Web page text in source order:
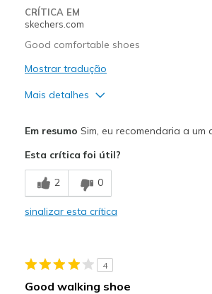
CRÍTICA EM
skechers.com
Good comfortable shoes
Mostrar tradução
Mais detalhes
Melhores utilizações
Travel
View On Shoes
Shoes are for
Em resumo Sim, eu recomendaria a um
Esta crítica foi útil?
2 0
sinalizar esta crítica
4
Good walking shoe